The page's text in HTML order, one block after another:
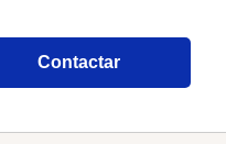
Contactar